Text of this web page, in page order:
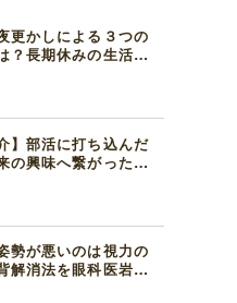
更かしによる３つの
？長期休みの生活リ
】部活に打ち込んだ
の興味へ繋がった。
勢が悪いのは視力の
解消法を眼科医岩見